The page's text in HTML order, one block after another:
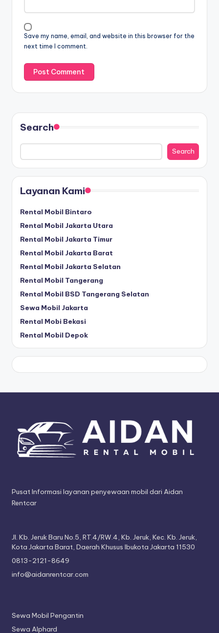
Save my name, email, and website in this browser for the
next time I comment.
Search
Search
Layanan Kami
Rental Mobil Bintaro
Rental Mobil Jakarta Utara
Rental Mobil Jakarta Timur
Rental Mobil Jakarta Barat
Rental Mobil Jakarta Selatan
Rental Mobil Tangerang
Rental Mobil BSD Tangerang Selatan
Sewa Mobil Jakarta
Rental Mobi Bekasi
Rental Mobil Depok
Pusat Informasi layanan penyewaan mobil dari Aidan
Rentcar
Jl. Kb. Jeruk Baru No.5, RT.4/RW.4, Kb. Jeruk, Kec. Kb. Jeruk,
Kota Jakarta Barat, Daerah Khusus Ibukota Jakarta 11530
0813-2121-8649
info@aidanrentcar.com
Sewa Mobil Pengantin
Sewa Alphard